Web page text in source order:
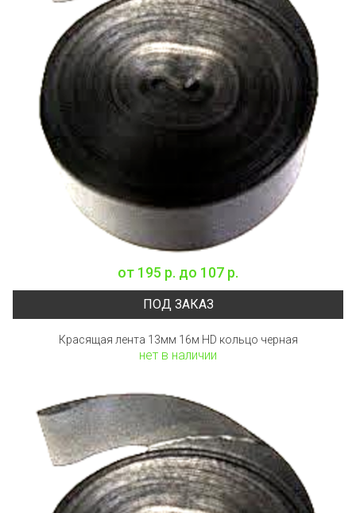
от 195 р. до 107 р.
ПОД ЗАКАЗ
Красящая лента 13мм 16м HD кольцо черная
нет в наличии